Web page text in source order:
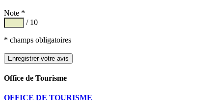
Note *
/ 10
* champs obligatoires
Office de Tourisme
OFFICE DE TOURISME